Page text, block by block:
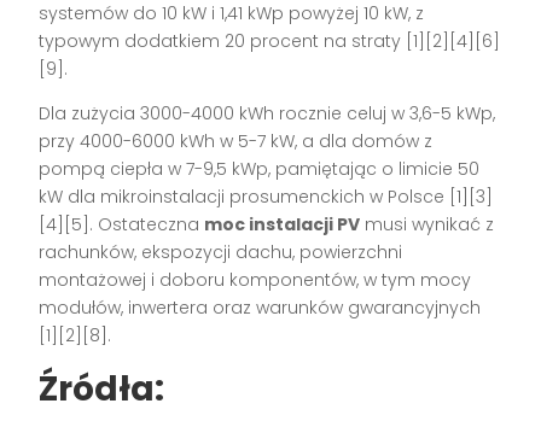
systemów do 10 kW i 1,41 kWp powyżej 10 kW, z
typowym dodatkiem 20 procent na straty [1][2][4][6]
[9].
Dla zużycia 3000-4000 kWh rocznie celuj w 3,6-5 kWp,
przy 4000-6000 kWh w 5-7 kW, a dla domów z
pompą ciepła w 7-9,5 kWp, pamiętając o limicie 50
kW dla mikroinstalacji prosumenckich w Polsce [1][3]
[4][5]. Ostateczna moc instalacji PV musi wynikać z
rachunków, ekspozycji dachu, powierzchni
montażowej i doboru komponentów, w tym mocy
modułów, inwertera oraz warunków gwarancyjnych
[1][2][8].
Źródła: